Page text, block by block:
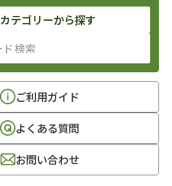
カテゴリーから探す
ご利用ガイド
よくある質問
お問い合わせ